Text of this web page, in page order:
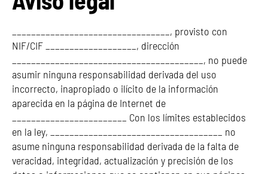
_________________________________, provisto con
NIF/CIF ___________________, dirección
________________________________________, no puede
asumir ninguna responsabilidad derivada del uso
incorrecto, inapropiado o ilícito de la información
aparecida en la página de Internet de
________________________ Con los límites establecidos
en la ley, ____________________________________ no
asume ninguna responsabilidad derivada de la falta de
veracidad, integridad, actualización y precisión de los